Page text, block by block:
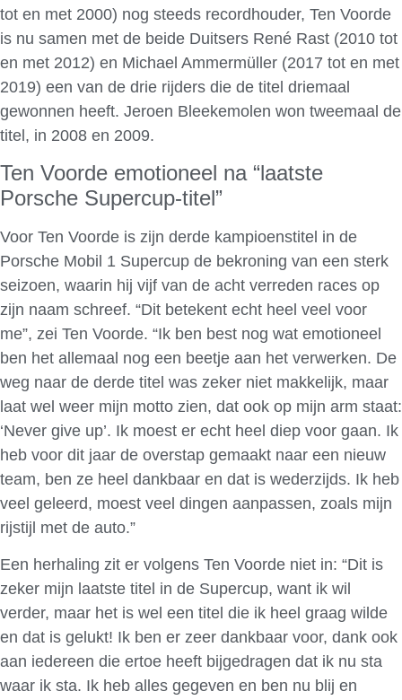
tot en met 2000) nog steeds recordhouder, Ten Voorde
is nu samen met de beide Duitsers René Rast (2010 tot
en met 2012) en Michael Ammermüller (2017 tot en met
2019) een van de drie rijders die de titel driemaal
gewonnen heeft. Jeroen Bleekemolen won tweemaal de
titel, in 2008 en 2009.
Ten Voorde emotioneel na “laatste
Porsche Supercup-titel”
Voor Ten Voorde is zijn derde kampioenstitel in de
Porsche Mobil 1 Supercup de bekroning van een sterk
seizoen, waarin hij vijf van de acht verreden races op
zijn naam schreef. “Dit betekent echt heel veel voor
me”, zei Ten Voorde. “Ik ben best nog wat emotioneel
ben het allemaal nog een beetje aan het verwerken. De
weg naar de derde titel was zeker niet makkelijk, maar
laat wel weer mijn motto zien, dat ook op mijn arm staat:
‘Never give up’. Ik moest er echt heel diep voor gaan. Ik
heb voor dit jaar de overstap gemaakt naar een nieuw
team, ben ze heel dankbaar en dat is wederzijds. Ik heb
veel geleerd, moest veel dingen aanpassen, zoals mijn
rijstijl met de auto.”
Een herhaling zit er volgens Ten Voorde niet in: “Dit is
zeker mijn laatste titel in de Supercup, want ik wil
verder, maar het is wel een titel die ik heel graag wilde
en dat is gelukt! Ik ben er zeer dankbaar voor, dank ook
aan iedereen die ertoe heeft bijgedragen dat ik nu sta
waar ik sta. Ik heb alles gegeven en ben nu blij en